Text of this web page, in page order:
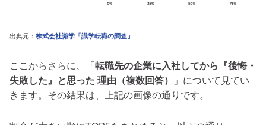
出典元： 株式会社識学「識学転職の調査」
ここからさらに、「 転職先の企業に⼊社してから『後悔・
失敗した』と思った 理由（複数回答）
」について見てい
きます。その結果は、上記の画像の通りです。